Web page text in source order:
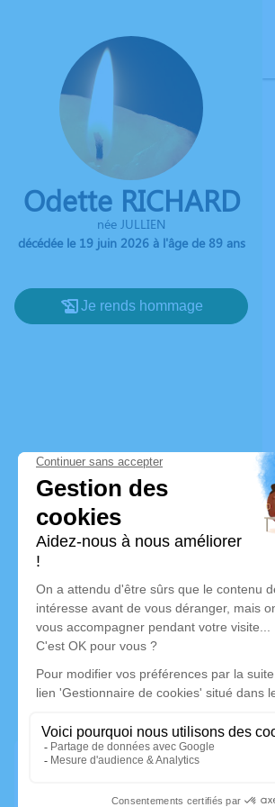
Odette RICHARD
née JULLIEN
décédée le 19 juin 2026 à l'âge de 89 ans
Je rends hommage